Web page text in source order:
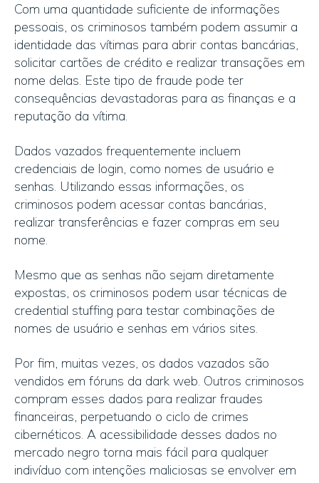
Com uma quantidade suficiente de informações
pessoais, os criminosos também podem assumir a
identidade das vítimas para abrir contas bancárias,
solicitar cartões de crédito e realizar transações em
nome delas. Este tipo de fraude pode ter
consequências devastadoras para as finanças e a
reputação da vítima.
Dados vazados frequentemente incluem
credenciais de login, como nomes de usuário e
senhas. Utilizando essas informações, os
criminosos podem acessar contas bancárias,
realizar transferências e fazer compras em seu
nome.
Mesmo que as senhas não sejam diretamente
expostas, os criminosos podem usar técnicas de
credential stuffing para testar combinações de
nomes de usuário e senhas em vários sites.
Por fim, muitas vezes, os dados vazados são
vendidos em fóruns da dark web. Outros criminosos
compram esses dados para realizar fraudes
financeiras, perpetuando o ciclo de crimes
cibernéticos. A acessibilidade desses dados no
mercado negro torna mais fácil para qualquer
indivíduo com intenções maliciosas se envolver em